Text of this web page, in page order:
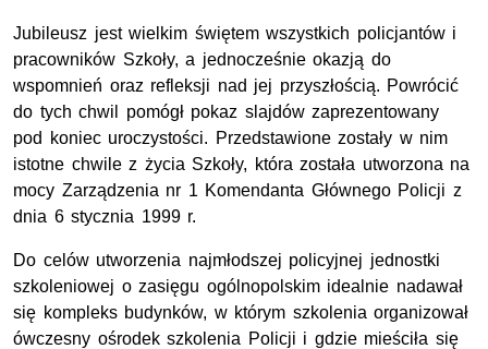
Jubileusz jest wielkim świętem wszystkich policjantów i
pracowników Szkoły, a jednocześnie okazją do
wspomnień oraz refleksji nad jej przyszłością. Powrócić
do tych chwil pomógł pokaz slajdów zaprezentowany
pod koniec uroczystości. Przedstawione zostały w nim
istotne chwile z życia Szkoły, która została utworzona na
mocy Zarządzenia nr 1 Komendanta Głównego Policji z
dnia 6 stycznia 1999 r.
Do celów utworzenia najmłodszej policyjnej jednostki
szkoleniowej o zasięgu ogólnopolskim idealnie nadawał
się kompleks budynków, w którym szkolenia organizował
ówczesny ośrodek szkolenia Policji i gdzie mieściła się